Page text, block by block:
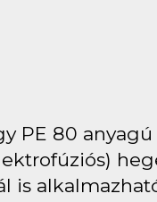
PE 80
is